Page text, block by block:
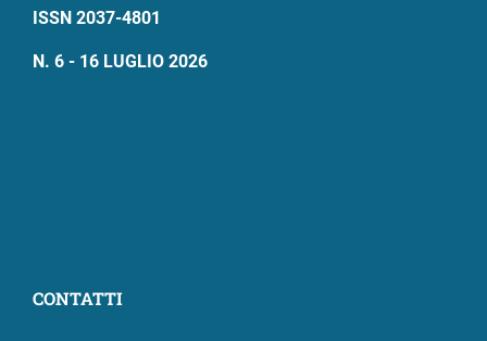
ISSN 2037-4801
N. 6 - 16 LUGLIO 2026
CONTATTI